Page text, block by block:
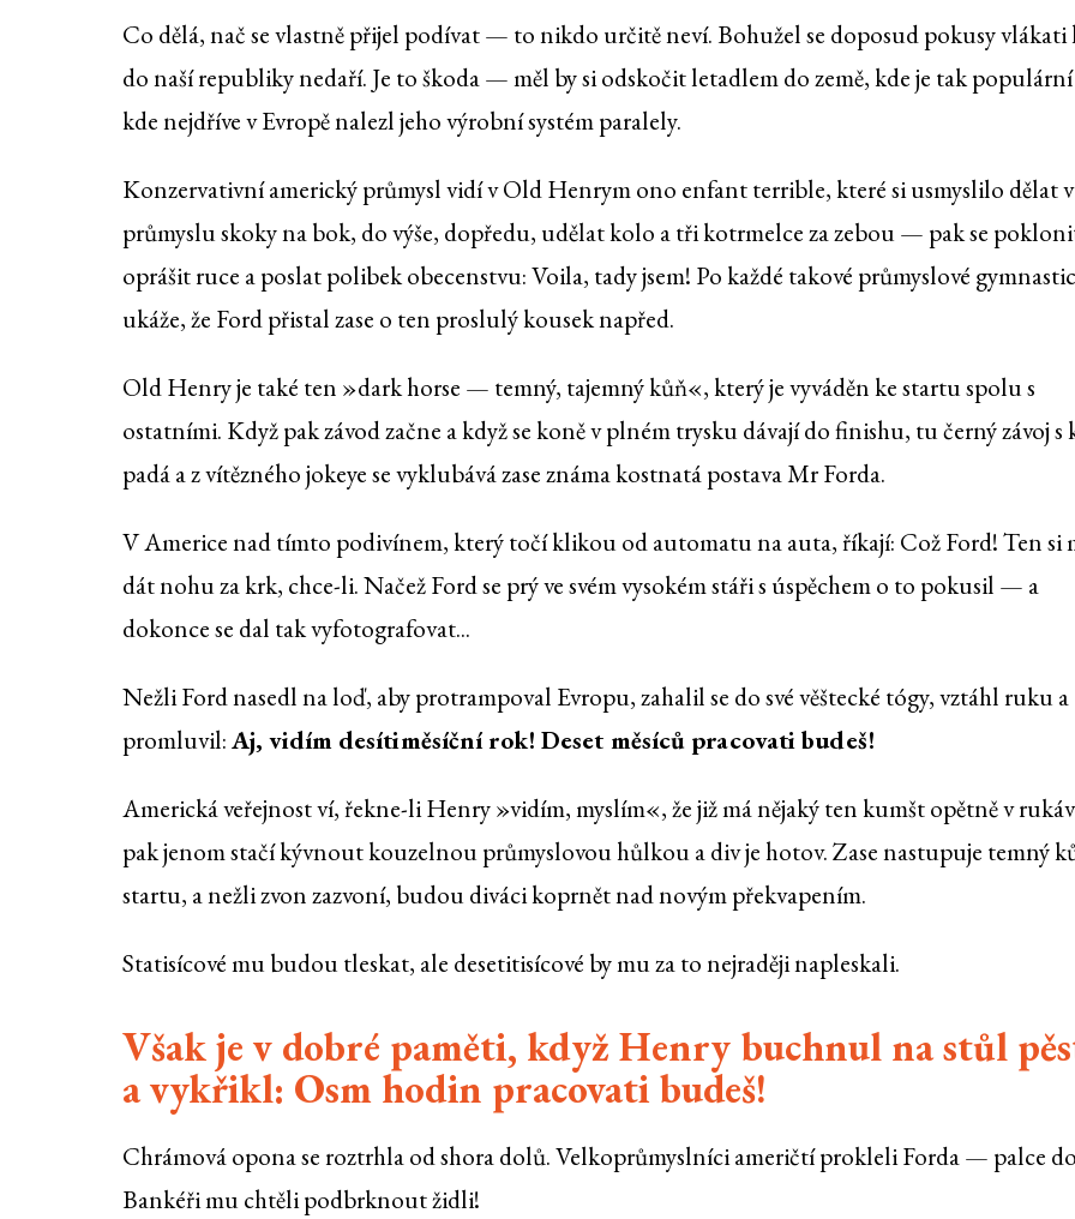
Co dělá, nač se vlastně přijel podívat — to nikdo určitě neví. Bohužel se doposud pokusy vlákati
do naší republiky nedaří. Je to škoda — měl by si odskočit letadlem do země, kde je tak
kde nejdříve v Evropě nalezl jeho výrobní systém paralely.
Konzervativní americký průmysl vidí v Old Henrym ono enfant terrible, které si usmyslilo dělat v
průmyslu skoky na bok, do výše, dopředu, udělat kolo a tři kotrmelce za zebou — pak se
oprášit ruce a poslat polibek obecenstvu: Voila, tady jsem! Po každé takové průmyslové
ukáže, že Ford přistal zase o ten proslulý kousek napřed.
Old Henry je také ten »dark horse — temný, tajemný kůň«, který je vyváděn ke startu spolu s
ostatními. Když pak závod začne a když se koně v plném trysku dávají do finishu, tu černý závoj s
padá a z vítězného jokeye se vyklubává zase známa kostnatá postava Mr Forda.
V Americe nad tímto podivínem, který točí klikou od automatu na auta, říkají: Což Ford! Ten si
dát nohu za krk, chce-li. Načež Ford se prý ve svém vysokém stáři s úspěchem o to pokusil — a
dokonce se dal tak vyfotografovat...
Nežli Ford nasedl na loď, aby protrampoval Evropu, zahalil se do své věštecké tógy, vztáhl ruku a
promluvil:Aj, vidím desítiměsíční rok! Deset měsíců pracovati budeš!
Americká veřejnost ví, řekne-li Henry »vidím, myslím«, že již má nějaký ten kumšt opětně v
pak jenom stačí kývnout kouzelnou průmyslovou hůlkou a div je hotov. Zase nastupuje temný
startu, a nežli zvon zazvoní, budou diváci koprnět nad novým překvapením.
Statisícové mu budou tleskat, ale desetitisícové by mu za to nejraději napleskali.
Však je v dobré paměti, když Henry buchnul na stůl
a vykřikl: Osm hodin pracovati budeš!
Chrámová opona se roztrhla od shora dolů. Velkoprůmyslníci američtí prokleli Forda — palce
Bankéři mu chtěli podbrknout židli!